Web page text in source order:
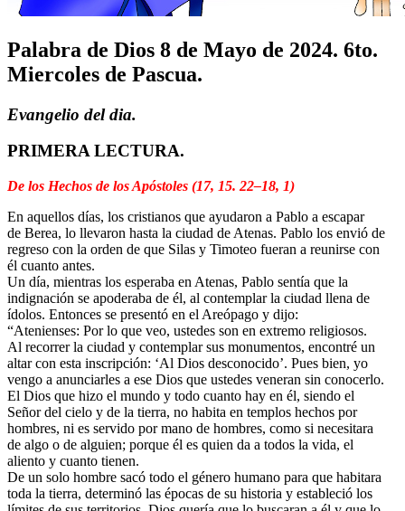
Palabra de Dios 8 de Mayo de 2024. 6to.
Miercoles de Pascua.
Evangelio del dia.
PRIMERA LECTURA.
De los Hechos de los Apóstoles (17, 15. 22–18, 1)
En aquellos días, los cristianos que ayudaron a Pablo a escapar
de Berea, lo llevaron hasta la ciudad de Atenas. Pablo los envió de
regreso con la orden de que Silas y Timoteo fueran a reunirse con
él cuanto antes.
Un día, mientras los esperaba en Atenas, Pablo sentía que la
indignación se apoderaba de él, al contemplar la ciudad llena de
ídolos. Entonces se presentó en el Areópago y dijo:
“Atenienses: Por lo que veo, ustedes son en extremo religiosos.
Al recorrer la ciudad y contemplar sus monumentos, encontré un
altar con esta inscripción: ‘Al Dios desconocido’. Pues bien, yo
vengo a anunciarles a ese Dios que ustedes veneran sin conocerlo.
El Dios que hizo el mundo y todo cuanto hay en él, siendo el
Señor del cielo y de la tierra, no habita en templos hechos por
hombres, ni es servido por mano de hombres, como si necesitara
de algo o de alguien; porque él es quien da a todos la vida, el
aliento y cuanto tienen.
De un solo hombre sacó todo el género humano para que habitara
toda la tierra, determinó las épocas de su historia y estableció los